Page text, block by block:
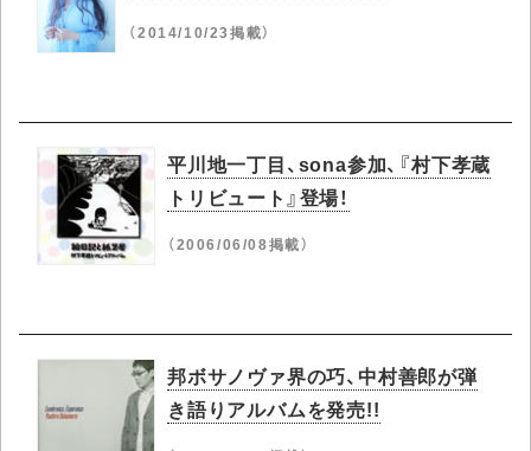
（2014/10/23掲載）
平川地一丁目、sona参加、『村下孝蔵
トリビュート』登場！
（2006/06/08掲載）
邦ボサノヴァ界の巧、中村善郎が弾
き語りアルバムを発売!!